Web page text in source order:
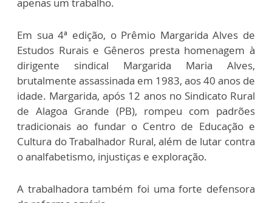
apenas um trabalho.
Em sua 4ª edição, o Prêmio Margarida Alves de
Estudos Rurais e Gêneros presta homenagem à
dirigente sindical Margarida Maria Alves,
brutalmente assassinada em 1983, aos 40 anos de
idade. Margarida, após 12 anos no Sindicato Rural
de Alagoa Grande (PB), rompeu com padrões
tradicionais ao fundar o Centro de Educação e
Cultura do Trabalhador Rural, além de lutar contra
o analfabetismo, injustiças e exploração.
A trabalhadora também foi uma forte defensora